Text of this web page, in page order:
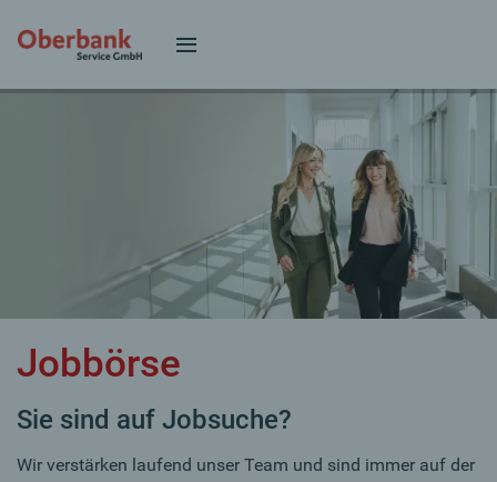
Jobbörse
Sie sind auf Jobsuche?
Wir verstärken laufend unser Team und sind immer auf der